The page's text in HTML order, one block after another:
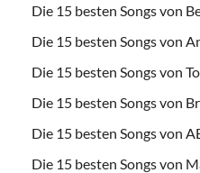
Die 15 besten Songs von
Die 15 besten Songs von
Die 15 besten Songs von
Die 15 besten Songs von
Die 15 besten Songs von
Die 15 besten Songs von